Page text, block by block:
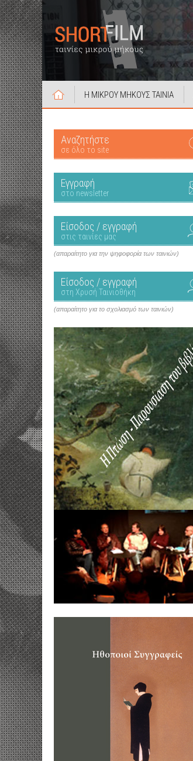
Η ΜΙΚΡΟΥ ΜΗΚΟΥΣ ΤΑΙΝΙΑ
Αναζητήστε
σε όλο το site
Εγγραφή
στο newsletter
Είσοδος / εγγραφή
στις ταινίες μας
(απαραίτητο για την ψηφοφορία των ταινιών)
Είσοδος / εγγραφή
στη Χρυσή Ταινιοθήκη
(απαραίτητο για το σχολιασμό των ταινιών)